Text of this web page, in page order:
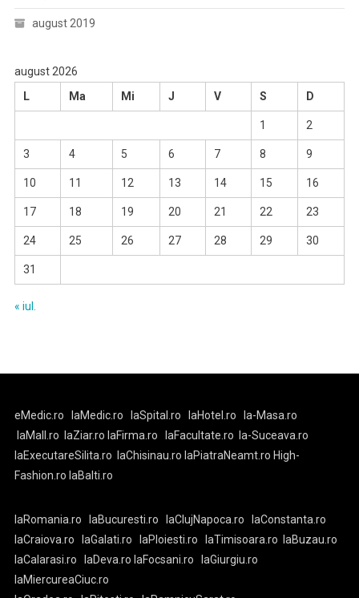
august 2019
august 2026
L
Ma Mi J V S D
1 2
3 4 5 6 7 8 9
10 11 12 13 14 15 16
17 18 19 20 21 22 23
24 25 26 27 28 29 30
31
« iul.
eMedic.ro laMedic.ro laSpital.ro laHotel.ro
la-Masa.ro
laMall.ro
laZiar.ro laFirma.ro laFacultate.ro
la-Suceava.ro
laExecutareSilita.ro
laChisinau.ro laPiatraNeamt.ro High-
Fashion.ro laBalti.ro
laRomania.ro laBucuresti.ro laClujNapoca.ro
laConstanta.ro
laCraiova.ro
laGalati.ro laPloiesti.ro laTimisoara.ro
laBuzau.ro
laCalarasi.ro
laDeva.ro laFocsani.ro
laGiurgiu.ro
laMiercureaCiuc.ro